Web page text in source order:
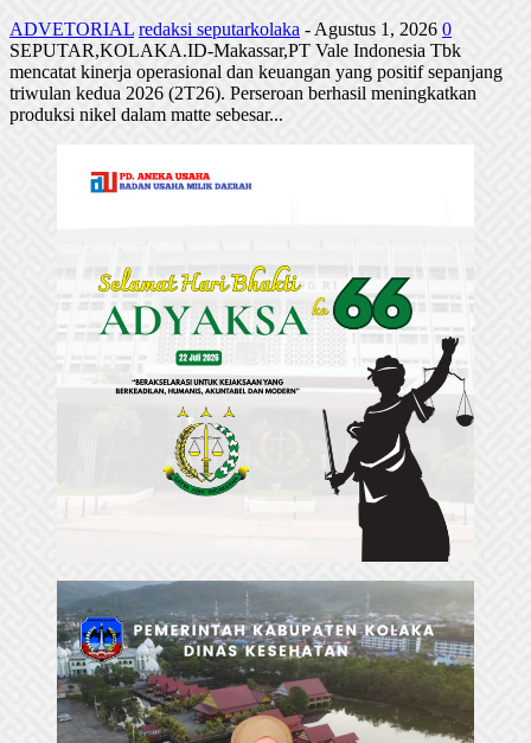
ADVETORIAL redaksi seputarkolaka - Agustus 1, 2026 0
SEPUTAR,KOLAKA.ID-Makassar,PT Vale Indonesia Tbk
mencatat kinerja operasional dan keuangan yang positif sepanjang
triwulan kedua 2026 (2T26). Perseroan berhasil meningkatkan
produksi nikel dalam matte sebesar...